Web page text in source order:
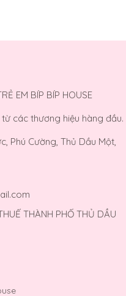
EM BÍP BÍP HOUSE
các thương hiệu hàng đầu.
Phú Cường, Thủ Dầu Một,
THÀNH PHỐ THỦ DẦU